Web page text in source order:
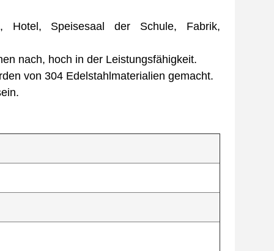
Speisesaal der Schule, Fabrik,
nach, hoch in der Leistungsfähigkeit.
von 304 Edelstahlmaterialien gemacht.